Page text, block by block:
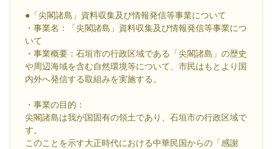
●「尖閣諸島」資料収集及び情報発信等事業について
・事業名：「尖閣諸島」資料収集及び情報発信等事業につ
いて
・事業概要：石垣市の行政区域である「尖閣諸島」の歴史
や周辺海域を含む自然環境等について、市民はもとより国
内外へ発信する取組みを実施する。
・事業の目的：
尖閣諸島は我が国固有の領土であり、石垣市の行政区域で
す。
このことを示す大正時代における中華民国からの「感謝